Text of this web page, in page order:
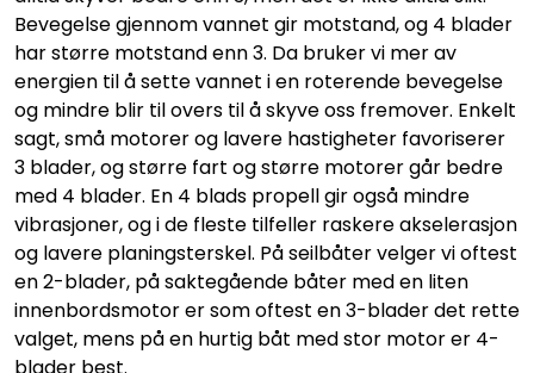
Bevegelse gjennom vannet gir motstand, og 4 blader
har større motstand enn 3. Da bruker vi mer av
energien til å sette vannet i en roterende bevegelse
og mindre blir til overs til å skyve oss fremover. Enkelt
sagt, små motorer og lavere hastigheter favoriserer
3 blader, og større fart og større motorer går bedre
med 4 blader. En 4 blads propell gir også mindre
vibrasjoner, og i de fleste tilfeller raskere akselerasjon
og lavere planingsterskel. På seilbåter velger vi oftest
en 2-blader, på saktegående båter med en liten
innenbordsmotor er som oftest en 3-blader det rette
valget, mens på en hurtig båt med stor motor er 4-
blader best.